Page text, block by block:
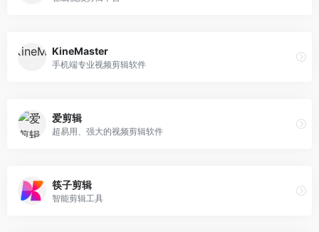
KineMaster
手机端专业视频剪辑软件
爱剪辑
超易用、强大的视频剪辑软件
筷子剪辑
智能剪辑工具